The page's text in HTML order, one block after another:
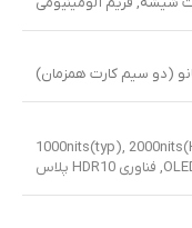
(دو سیم کارت همزمان)
1000nits(typ),
, فناوری HDR10 پلاس